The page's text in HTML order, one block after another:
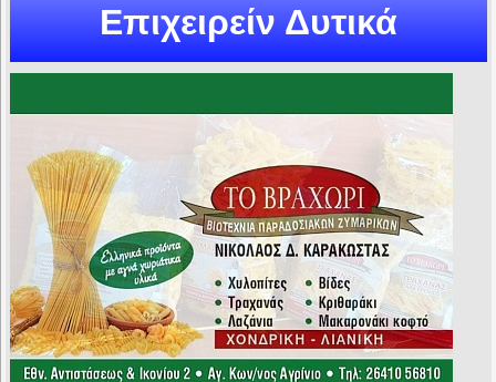
Επιχειρείν Δυτικά